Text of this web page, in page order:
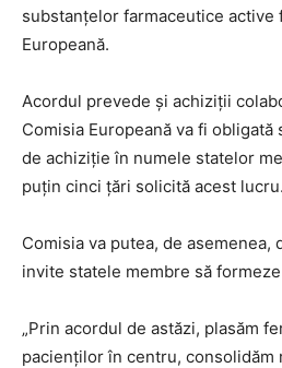
substanțelor farmaceutice active
Europeană.
Acordul prevede și achiziții
Comisia Europeană va fi
de achiziție în numele statelor
puțin cinci țări solicită acest lucru.
Comisia va putea, de
invite statele membre să
„Prin acordul de astăzi, plasăm
pacienților în centru, consolidăm